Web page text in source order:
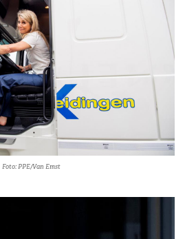
Foto: PPE/Van Emst